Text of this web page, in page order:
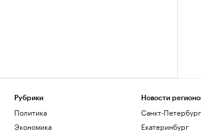
Рубрики
Политика
Экономика
Новости
Санкт-
Екатеринбург